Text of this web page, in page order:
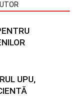
UPU,